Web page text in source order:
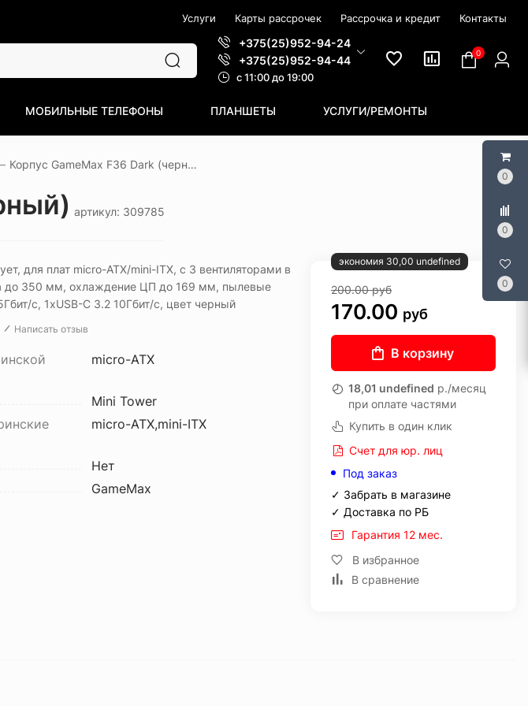
0
0
0
Услуги Карты рассрочек Рассрочка и кредит Контакты
+375(25)952-94-24
+375(25)952-94-44
c 11:00 до 19:00
0
МОБИЛЬНЫЕ ТЕЛЕФОНЫ ПЛАНШЕТЫ УСЛУГИ/РЕМОНТЫ
Корпус GameMax F36 Dark (черный)
артикул: 309785
для плат micro-ATX/mini-ITX, с 3 вентиляторами в
до 350 мм, охлаждение ЦП до 169 мм, пылевые
с, 1xUSB-C 3.2 10Гбит/с, цвет черный
Написать отзыв
micro-ATX
Mini Tower
micro-ATX,mini-ITX
Нет
GameMax
экономия 30,00 undefined
200.00руб
170.00 руб
В корзину
18,01 undefined р./месяц
при оплате частями
Купить в один клик
Счет для юр. лиц
Под заказ
✓ Забрать в магазине
✓ Доставка по РБ
Гарантия 12 мес.
В избранное
В сравнение